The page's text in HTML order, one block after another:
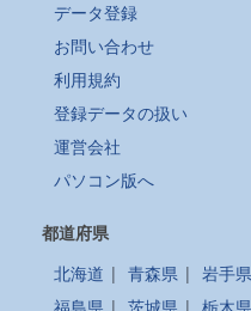
データ登録
お問い合わせ
利用規約
登録データの扱い
運営会社
パソコン版へ
都道府県
北海道 | 青森県 | 岩手県